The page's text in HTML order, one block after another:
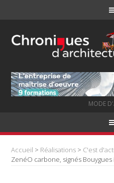
MODE
Accueil > Réalisations > C'est
ZenéO carbone, signés Bouygues